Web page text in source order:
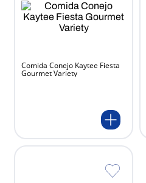
Comida Conejo Kaytee Fiesta
Gourmet Variety